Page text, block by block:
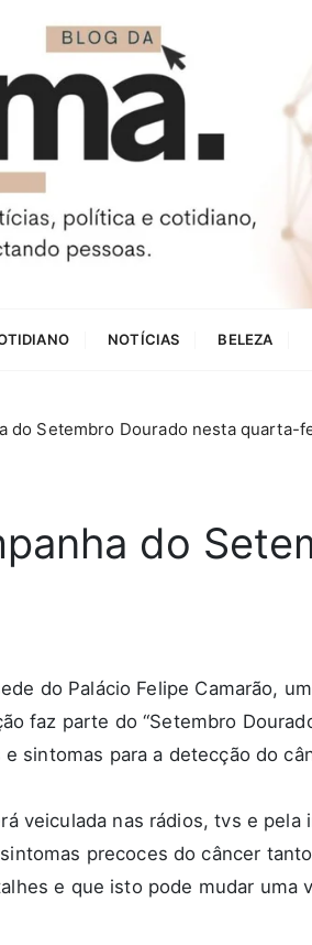
NOTÍCIAS BELEZA
do Setembro Dourado nesta quarta-
do
do Palácio Felipe Camarão,
faz parte do “Setembro
sintomas para a detecção do
veiculada nas rádios, tvs e
precoces do câncer
e que isto pode mudar uma